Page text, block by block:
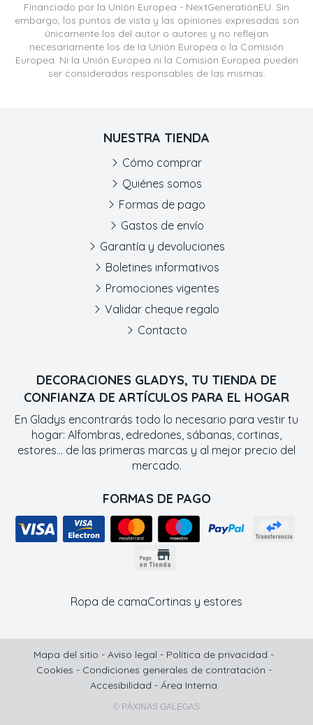
Financiado por la Unión Europea - NextGenerationEU. Sin
embargo, los puntos de vista y las opiniones expresadas son
únicamente los del autor o autores y no reflejan
necesariamente los de la Unión Europea o la Comisión
Europea. Ni la Unión Europea ni la Comisión Europea pueden
ser consideradas responsables de las mismas.
DECORACIONES GLADYS, TU TIENDA DE
CONFIANZA DE ARTÍCULOS PARA EL HOGAR
En Gladys encontrarás todo lo necesario para vestir tu
hogar: Alfombras, edredones, sábanas, cortinas,
estores... de las primeras marcas y al mejor precio del
mercado.
FORMAS DE PAGO
NUESTRA TIENDA
Cómo comprar
Quiénes somos
Formas de pago
Gastos de envío
Garantía y devoluciones
Boletines informativos
Promociones vigentes
Validar cheque regalo
Contacto
Ropa de camaCortinas y estores
Mapa del sitio - Aviso legal - Política de privacidad -
Cookies - Condiciones generales de contratación -
Accesibilidad - Área Interna
© PÁXINAS GALEGAS